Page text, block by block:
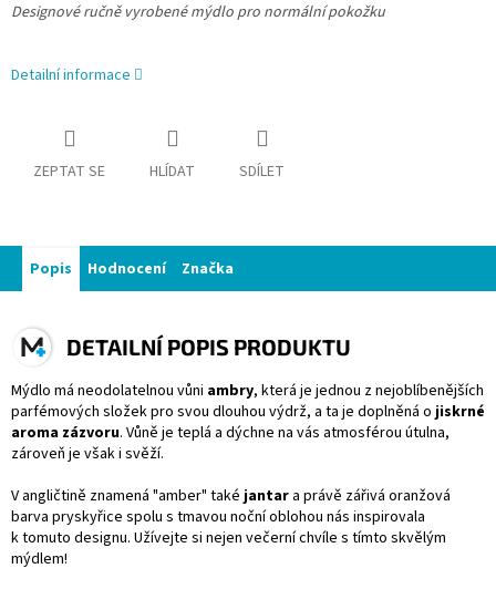
Designové ručně vyrobené mýdlo pro normální pokožku
Detailní informace
ZEPTAT SE HLÍDAT SDÍLET
Popis Hodnocení Značka
DETAILNÍ POPIS PRODUKTU
Mýdlo má neodolatelnou vůni ambry, která je jednou z nejoblíbenějších
parfémových složek pro svou dlouhou výdrž, a ta je doplněná ojiskrné
aroma zázvoru. Vůně je teplá a dýchne na vás atmosférou útulna,
zároveň je však i svěží.
V angličtině znamená "amber" takéjantar a právě zářivá oranžová
barva pryskyřice spolu s tmavou noční oblohou nás inspirovala
k tomuto designu. Užívejte si nejen večerní chvíle s tímto skvělým
mýdlem!